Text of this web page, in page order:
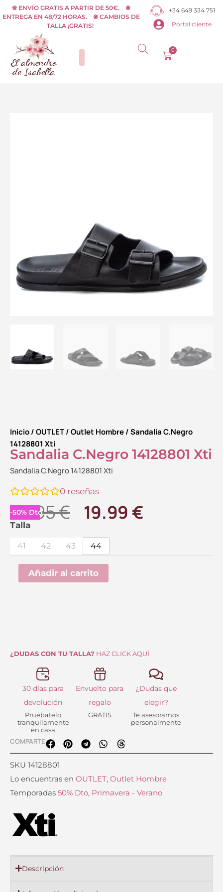
al
contenido
❀ ENVÍO GRATIS A PARTIR DE 50€. ❀
ENTREGA EN 48/72 HORAS. ❀ CAMBIOS DE
TALLA ¡GRATIS!
+34 649 334 751
Portal cliente
0
Carrito
Inicio/OUTLET/Outlet Hombre/ Sandalia C.Negro
14128801 Xti
Sandalia C.Negro 14128801 Xti
Sandalia C.Negro 14128801 Xti
0 reseñas
-50% Dto.
39.95€ El
original
era:
39.95 €.
19.99 €El
Talla
41 42 43 44
Sandalia
14128801
Xti
cantidad
Añadir al carrito
¿DUDAS CON TU TALLA? HAZ CLICK AQUÍ
30 días para
devolución
Pruébatelo
tranquilamente
en casa
Envuelto para
regalo
GRATIS
¿Dudas que
elegir?
Te asesoramos
personalmente
COMPARTE
SKU 14128801
Lo encuentras en OUTLET, Outlet Hombre
Temporadas 50% Dto, Primavera - Verano
Descripción